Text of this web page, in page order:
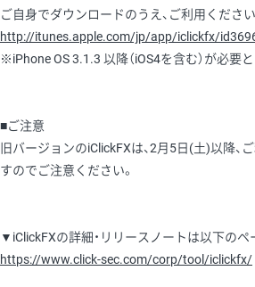
ご自身でダウンロードのうえ、ご利用ください
http://itunes.apple.com/jp/app/iclickfx/
※iPhone OS 3.1.3 以降（iOS4を含む）が必要と
■ご注意
旧バージョンのiClickFXは、2月5日(土)以降、
すのでご注意ください。
▼iClickFXの詳細・リリースノートは以下のペ
https://www.click-sec.com/corp/tool/iclickfx/